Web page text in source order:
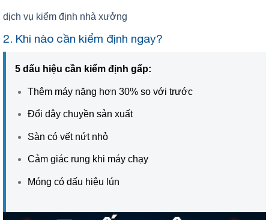
dịch vụ kiểm định nhà xưởng
2. Khi nào cần kiểm định ngay?
5 dấu hiệu cần kiểm định gấp:
Thêm máy nặng hơn 30% so với trước
Đổi dây chuyền sản xuất
Sàn có vết nứt nhỏ
Cảm giác rung khi máy chạy
Móng có dấu hiệu lún